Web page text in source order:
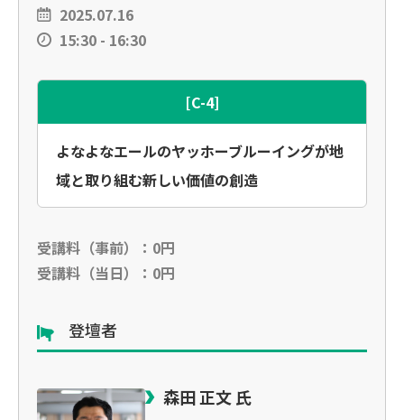
2025.07.16
15:30 - 16:30
[C-4]
よなよなエールのヤッホーブルーイングが地
域と取り組む新しい価値の創造
受講料（事前）：0円
受講料（当日）：0円
登壇者
森田 正文 氏